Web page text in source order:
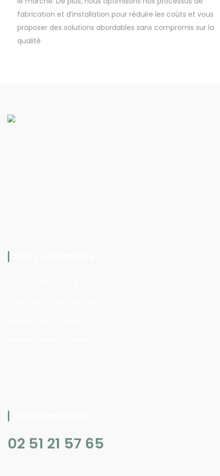
fabrication et d’installation pour réduire les coûts et vous
proposer des solutions abordables sans compromis sur la
qualité
02 51 21 57 65